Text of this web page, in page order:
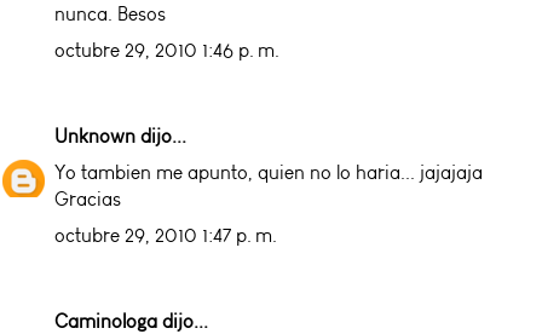
nunca. Besos
octubre 29, 2010 1:46 p. m.
Unknown dijo...
Yo tambien me apunto, quien no lo haria... jajajaja
Gracias
octubre 29, 2010 1:47 p. m.
Caminologa dijo...